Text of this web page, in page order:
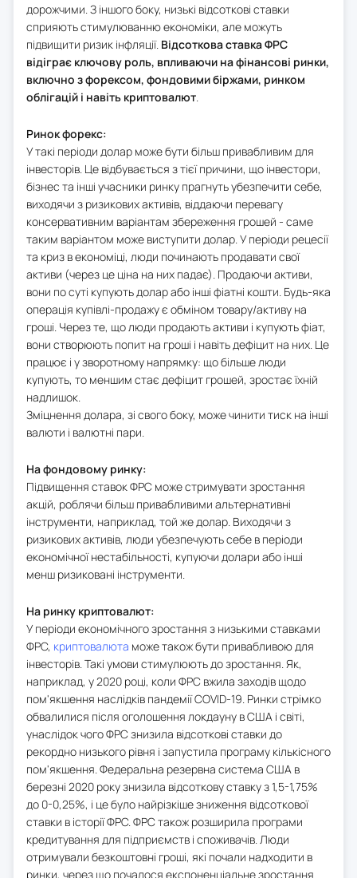
дорожчими. З іншого боку, низькі відсоткові ставки
сприяють стимулюванню економіки, але можуть
підвищити ризик інфляції. Відсоткова ставка ФРС
відіграє ключову роль, впливаючи на фінансові ринки,
включно з форексом, фондовими біржами, ринком
облігацій і навіть криптовалют
Ринок форекс:
У такі періоди долар може бути більш привабливим для
інвесторів. Це відбувається з тієї причини, що інвестори,
бізнес та інші учасники ринку прагнуть убезпечити себе,
виходячи з ризикових активів, віддаючи перевагу
консервативним варіантам збереження грошей - саме
таким варіантом може виступити долар. У періоди рецесії
та криз в економіці, люди починають продавати свої
активи (через це ціна на них падає). Продаючи активи,
вони по суті купують долар або інші фіатні кошти. Будь-яка
операція купівлі-продажу є обміном товару/активу на
гроші. Через те, що люди продають активи і купують фіат,
вони створюють попит на гроші і навіть дефіцит на них. Це
працює і у зворотному напрямку: що більше люди
купують, то меншим стає дефіцит грошей, зростає їхній
надлишок.
Зміцнення долара, зі свого боку, може чинити тиск на інші
валюти і валютні пари.
На фондовому ринку:
Підвищення ставок ФРС може стримувати зростання
акцій, роблячи більш привабливими альтернативні
інструменти, наприклад, той же долар. Виходячи з
ризикових активів, люди убезпечують себе в періоди
економічної нестабільності, купуючи долари або інші
менш ризиковані інструменти.
На ринку криптовалют:
У періоди економічного зростання з низькими ставками
ФРС, криптовалюта може також бути привабливою для
інвесторів. Такі умови стимулюють до зростання. Як,
наприклад, у 2020 році, коли ФРС вжила заходів щодо
пом'якшення наслідків пандемії COVID-19. Ринки стрімко
обвалилися після оголошення локдауну в США і світі,
унаслідок чого ФРС знизила відсоткові ставки до
рекордно низького рівня і запустила програму кількісного
пом'якшення. Федеральна резервна система США в
березні 2020 року знизила відсоткову ставку з 1,5-1,75%
до 0-0,25%, і це було найрізкіше зниження відсоткової
ставки в історії ФРС. ФРС також розширила програми
кредитування для підприємств і споживачів. Люди
отримували безкоштовні гроші, які почали надходити в
ринки, через що почалося експоненціальне зростання